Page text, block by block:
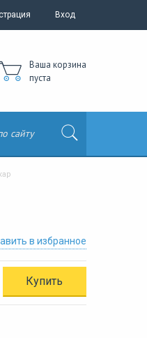
Вход
Ваша корзина
пуста
в избранное
Купить